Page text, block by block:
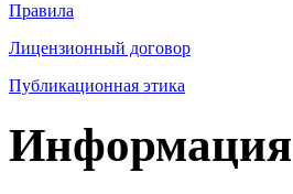
Правила
Лицензионный договор
Публикационная этика
Информация